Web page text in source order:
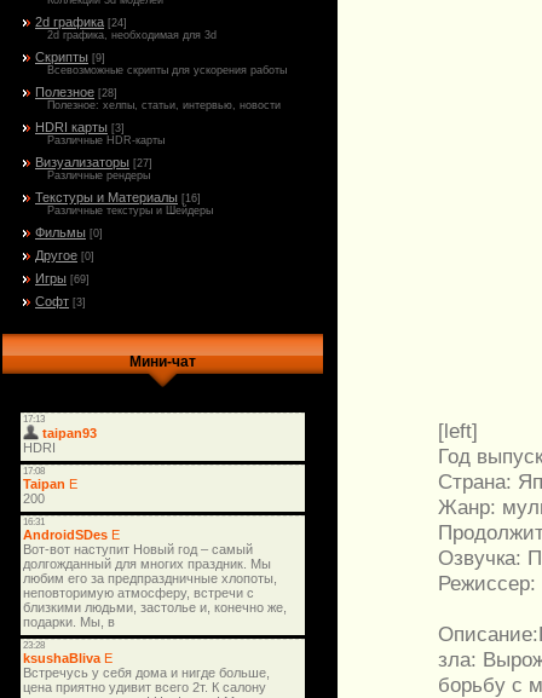
2d графика [24]
2d графика, необходимая для 3d
Скрипты [9]
Всевозможные скрипты для ускорения работы
Полезное [28]
Полезное: хелпы, статьи, интервью, новости
HDRI карты [3]
Различные HDR-карты
Визуализаторы [27]
Различные рендеры
Текстуры и Материалы [16]
Различные текстуры и Шейдеры
Фильмы [0]
Другое [0]
Игры [69]
Софт [3]
Мини-чат
[left]
Год
Страна:
Жанр:
Озвучка:
зла:
борьбу с